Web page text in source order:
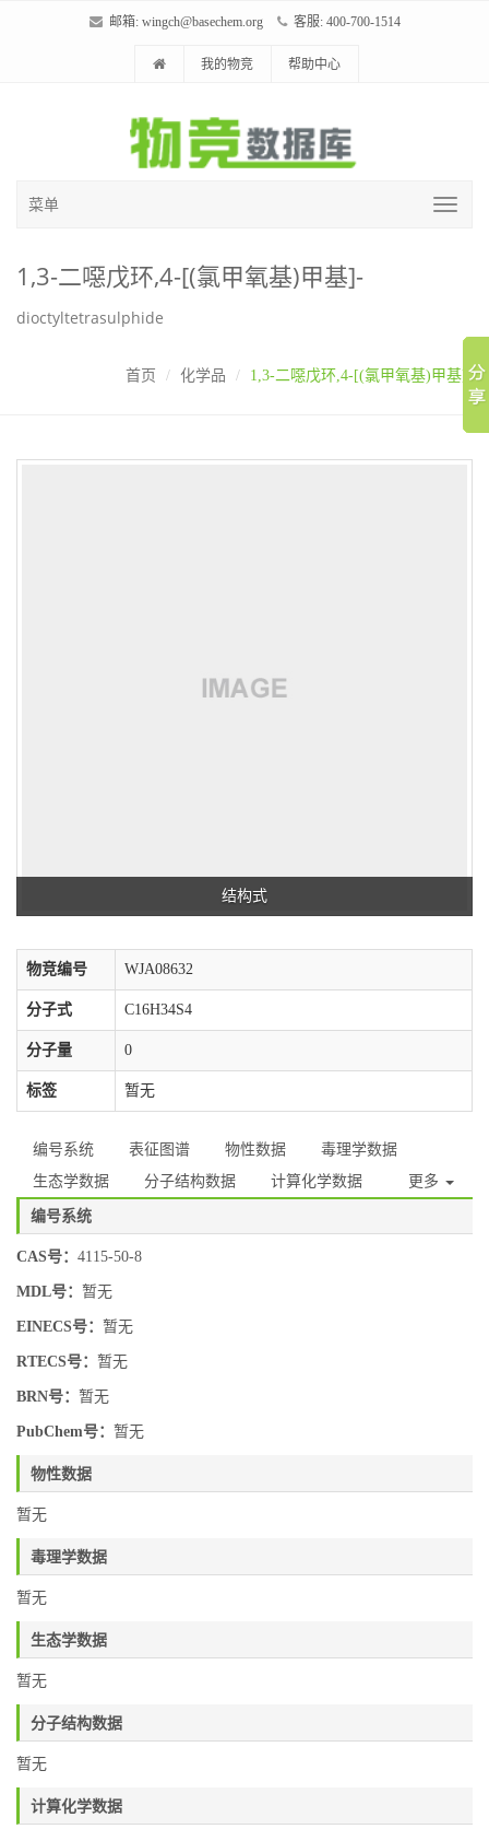
邮箱: wingch@basechem.org 客服: 400-700-1514
我的物竞 帮助中心
菜单
1,3-二噁戊环,4-[(氯甲氧基)甲基]-
dioctyltetrasulphide
首页 化学品 1,3-二噁戊环,4-[(氯甲氧基)甲基]-
结构式
物竞编号 WJA08632
分子式 C16H34S4
分子量 0
标签 暂无
编号系统 表征图谱 物性数据
毒理学数据
生态学数据
分子结构数据 计算化学数据 更多
编号系统
CAS号： 4115-50-8
MDL号： 暂无
EINECS号： 暂无
RTECS号： 暂无
BRN号： 暂无
PubChem号： 暂无
物性数据
暂无
毒理学数据
暂无
生态学数据
暂无
分子结构数据
暂无
计算化学数据